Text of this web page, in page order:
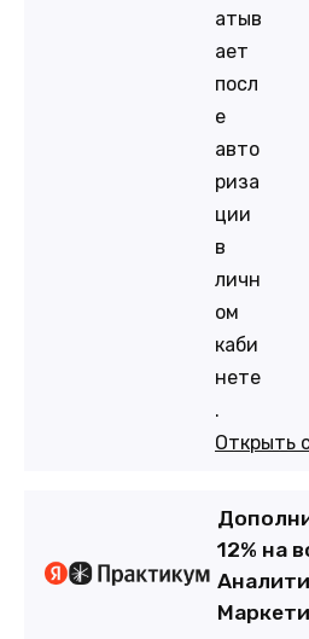
атыв
ает
посл
е
авто
риза
ции
в
личн
ом
каби
нете
.
Открыть
12% на